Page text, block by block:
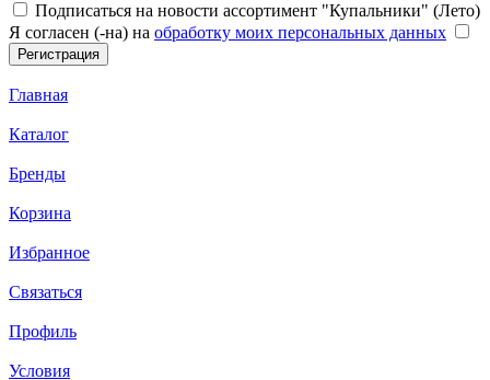
Подписаться на новости ассортимент "Купальники" (Лето)
Я согласен (-на) на обработку моих персональных данных
Главная
Каталог
Бренды
Корзина
Избранное
Связаться
Профиль
Условия